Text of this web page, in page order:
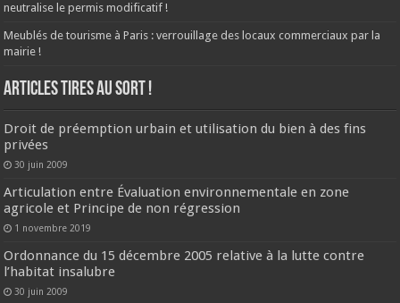
neutralise le permis modificatif !
Meublés de tourisme à Paris : verrouillage des locaux commerciaux par la
mairie !
ARTICLES TIRES AU SORT !
Droit de préemption urbain et utilisation du bien à des fins
privées
30 juin 2009
Articulation entre Évaluation environnementale en zone
agricole et Principe de non régression
1 novembre 2019
Ordonnance du 15 décembre 2005 relative à la lutte contre
l’habitat insalubre
30 juin 2009